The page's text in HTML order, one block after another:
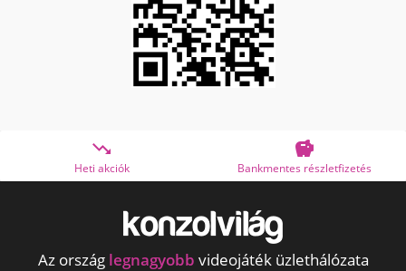
Bankmentes részletfizetés OTP
Az ország legnagyobb videojáték üzlethálózata